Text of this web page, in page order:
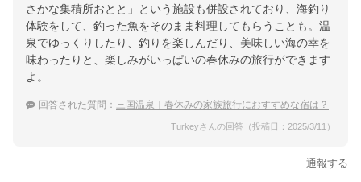
さかな集積所おとと」という施設も併設されており、海釣り
体験をして、釣った魚をそのまま料理してもらうことも。温
泉でゆっくりしたり、釣りを楽しんだり、美味しい海の幸を
味わったりと、楽しみがいっぱいの春休みの旅行ができます
よ。
回答された質問： 三国温泉｜春休みの家族旅行におすすめな宿は？
Turkeyさんの回答（投稿日：2025/3/11）
通報する